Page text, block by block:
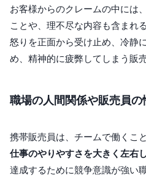
お客様からのクレームの中には
ことや、理不尽な内容も含まれ
怒りを正面から受け止め、冷静
め、精神的に疲弊してしまう販
職場の人間関係や販売員
携帯販売員は、チームで働くこと
仕事のやりやすさを大きく左右
達成するために競争意識が強い